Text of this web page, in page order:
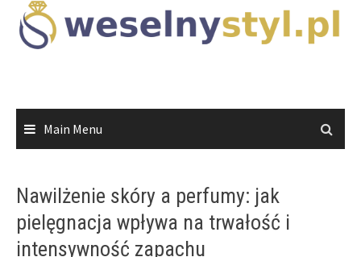
content
Main Menu
Nawilżenie skóry a perfumy: jak
pielęgnacja wpływa na trwałość i
intensywność zapachu